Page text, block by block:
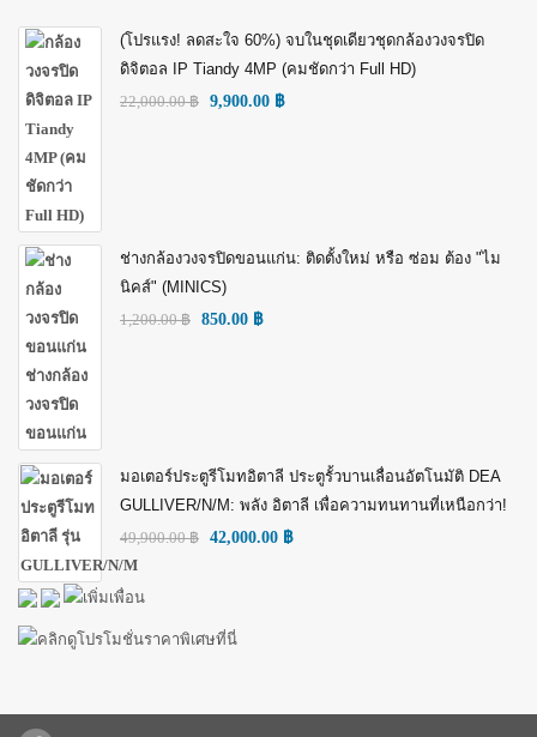
(โปรแรง! ลดสะใจ 60%) จบในชุดเดียวชุดกล้องวงจรปิด
ดิจิตอล IP Tiandy 4MP (คมชัดกว่า Full HD)
22,000.00฿ 9,900.00 ฿
ช่างกล้องวงจรปิดขอนแก่น: ติดตั้งใหม่ หรือ ซ่อม ต้อง "ไม
นิคส์" (MINICS)
1,200.00฿ 850.00 ฿
มอเตอร์ประตูรีโมทอิตาลี ประตูรั้วบานเลื่อนอัตโนมัติ DEA
GULLIVER/N/M: พลัง อิตาลี เพื่อความทนทานที่เหนือกว่า!
49,900.00฿ 42,000.00 ฿